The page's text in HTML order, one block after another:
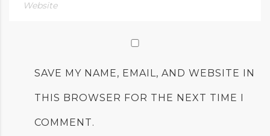
SAVE MY NAME, EMAIL, AND WEBSITE IN
THIS BROWSER FOR THE NEXT TIME I
COMMENT.